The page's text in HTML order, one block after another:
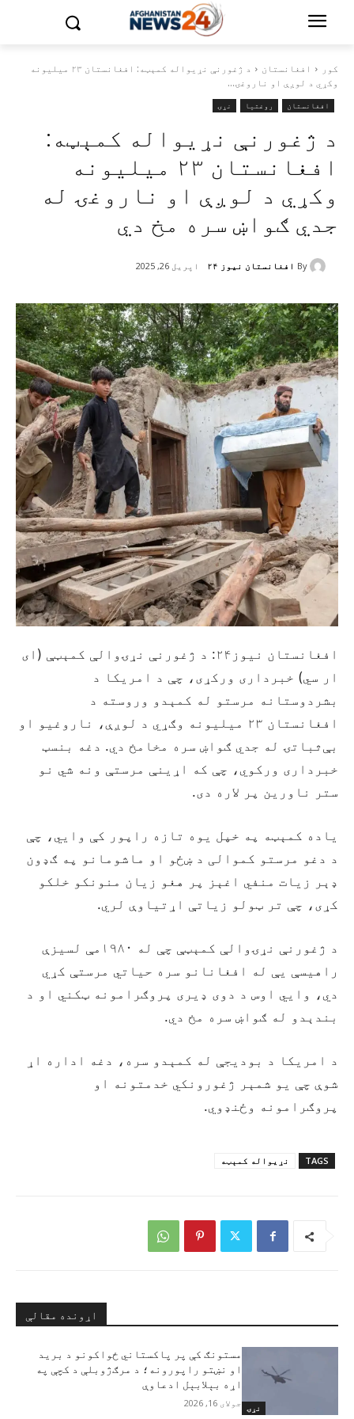
کور افغانستان
د ژغورنې نړيواله کمېټه: افغانستان ۲۳ ميليونه
وکړي د لوږې او ناروغۍ...
افغانستان روغتیا نړۍ
د ژغورنې نړيواله کمېټه:
افغانستان ۲۳ ميليونه
وکړي د لوږې او ناروغۍ له
جدي ګواښ سره مخ دي
By افغانستان نیوز ۲۴ اپریل 26, 2025
افغانستان نيوز۲۴: د ژغورنې نړۍوالې کمېټې (ای
ار سي) خبرداری ورکړی، چې د امریکا د
بشردوستانه مرستو له کمېدو وروسته د
افغانستان ۲۳ میلیونه وګړي د لوږې، ناروغیو او
بې‌ثباتۍ له جدي ګواښ سره مخامخ دي. دغه بنسټ
خبرداری ورکوي، چې که اړینې مرستې ونه شي نو
ستر ناورین پر لاره دی.
یاده کمېټه په خپل یوه تازه راپور کې وايي، چې
د دغو مرستو کموالی د ښځو او ماشومانو په ګډون
ډېر زیات منفي اغېز پر هغو زیان‌ منونکو خلکو
کړی، چې تر ټولو زیاتې اړتیاوې لري.
د ژغورنې نړۍوالې کمېټې چې له ۱۹۸۰مې لسیزې
راهیسې یې له افغانانو سره حیاتي مرستې کړي
دي، وايي اوس د دوی ډیری پروګرامونه ټکني او د
بندېدو له ګواښ سره مخ دي.
د امریکا د بودیجې له کمېدو سره، دغه اداره اړ
شوې چې یو شمېر ژغورونکي خدمتونه او
پروګرامونه وځنډوي.
TAGS نړيواله کمېټه
اړونده مقالې
نړۍ
مستونګ کې پر پاکستاني ځواکونو د برید
او نښتو راپورونه؛ د مرګ‌ژوبلې د کچې په
اړه بېلابېل ادعاوې
جولای 16, 2026